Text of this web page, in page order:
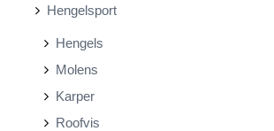
Hengelsport
Hengels
Molens
Karper
Roofvis